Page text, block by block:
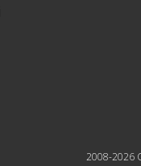
2008-2026